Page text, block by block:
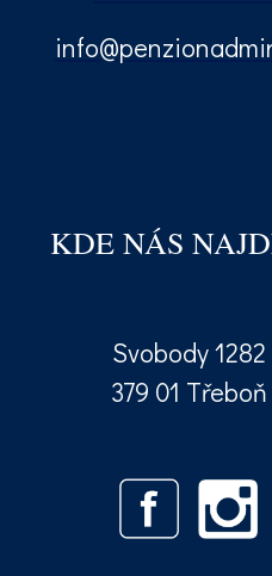
KDE NÁS
Svobody 1282
379 01 Třeboň